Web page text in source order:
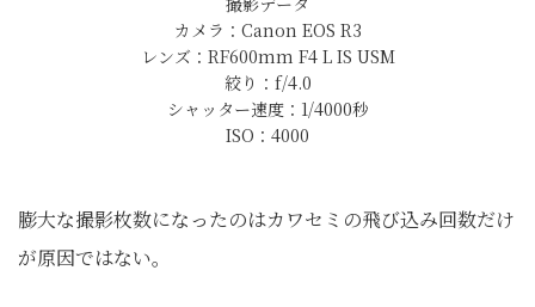
カメラ：Canon EOS R3
レンズ：RF600mm F4 L IS USM
絞り：f/4.0
シャッター速度：1/4000秒
ISO：4000
膨大な撮影枚数になったのはカワセミの飛び込み回数だけ
が原因ではない。